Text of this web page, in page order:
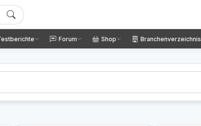
Forum Shop Branchenverzeichnis